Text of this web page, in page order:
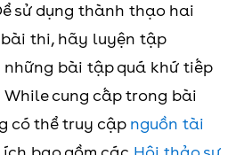
15. were having –
started
sử dụng thành thạo hai
thi, hãy luyện tập
bài tập quá khứ tiếp
cung cấp trong bài
có thể truy cập nguồn tài